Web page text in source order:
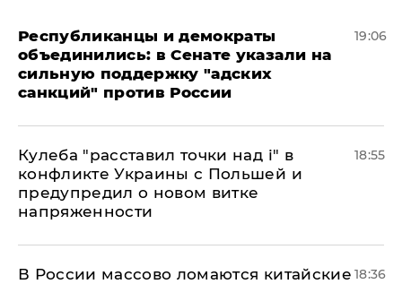
Республиканцы и демократы
объединились: в Сенате указали на
сильную поддержку "адских
санкций" против России
19:06
Кулеба "расставил точки над і" в
конфликте Украины с Польшей и
предупредил о новом витке
напряженности
18:55
В России массово ломаются китайские 18:36